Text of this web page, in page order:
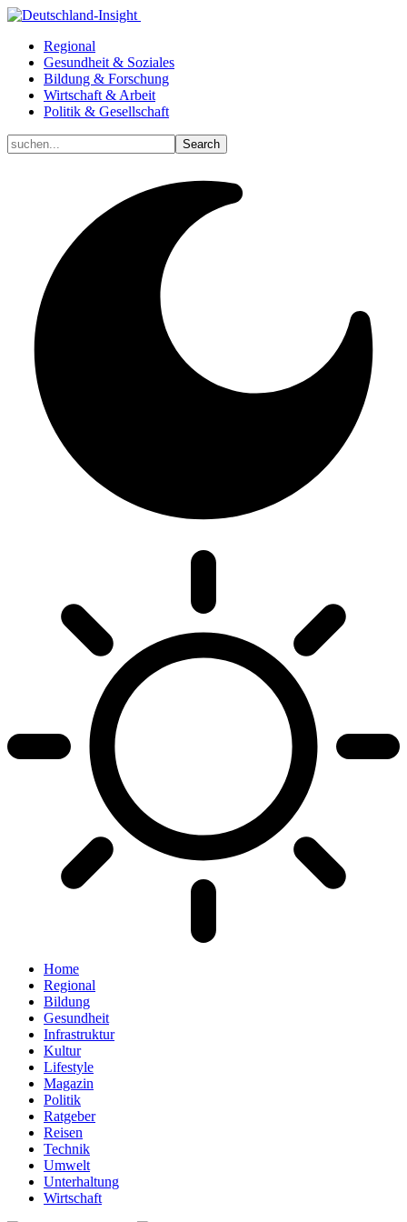
Regional
Gesundheit & Soziales
Bildung & Forschung
Wirtschaft & Arbeit
Politik & Gesellschaft
Home
Regional
Bildung
Gesundheit
Infrastruktur
Kultur
Lifestyle
Magazin
Politik
Ratgeber
Reisen
Technik
Umwelt
Unterhaltung
Wirtschaft